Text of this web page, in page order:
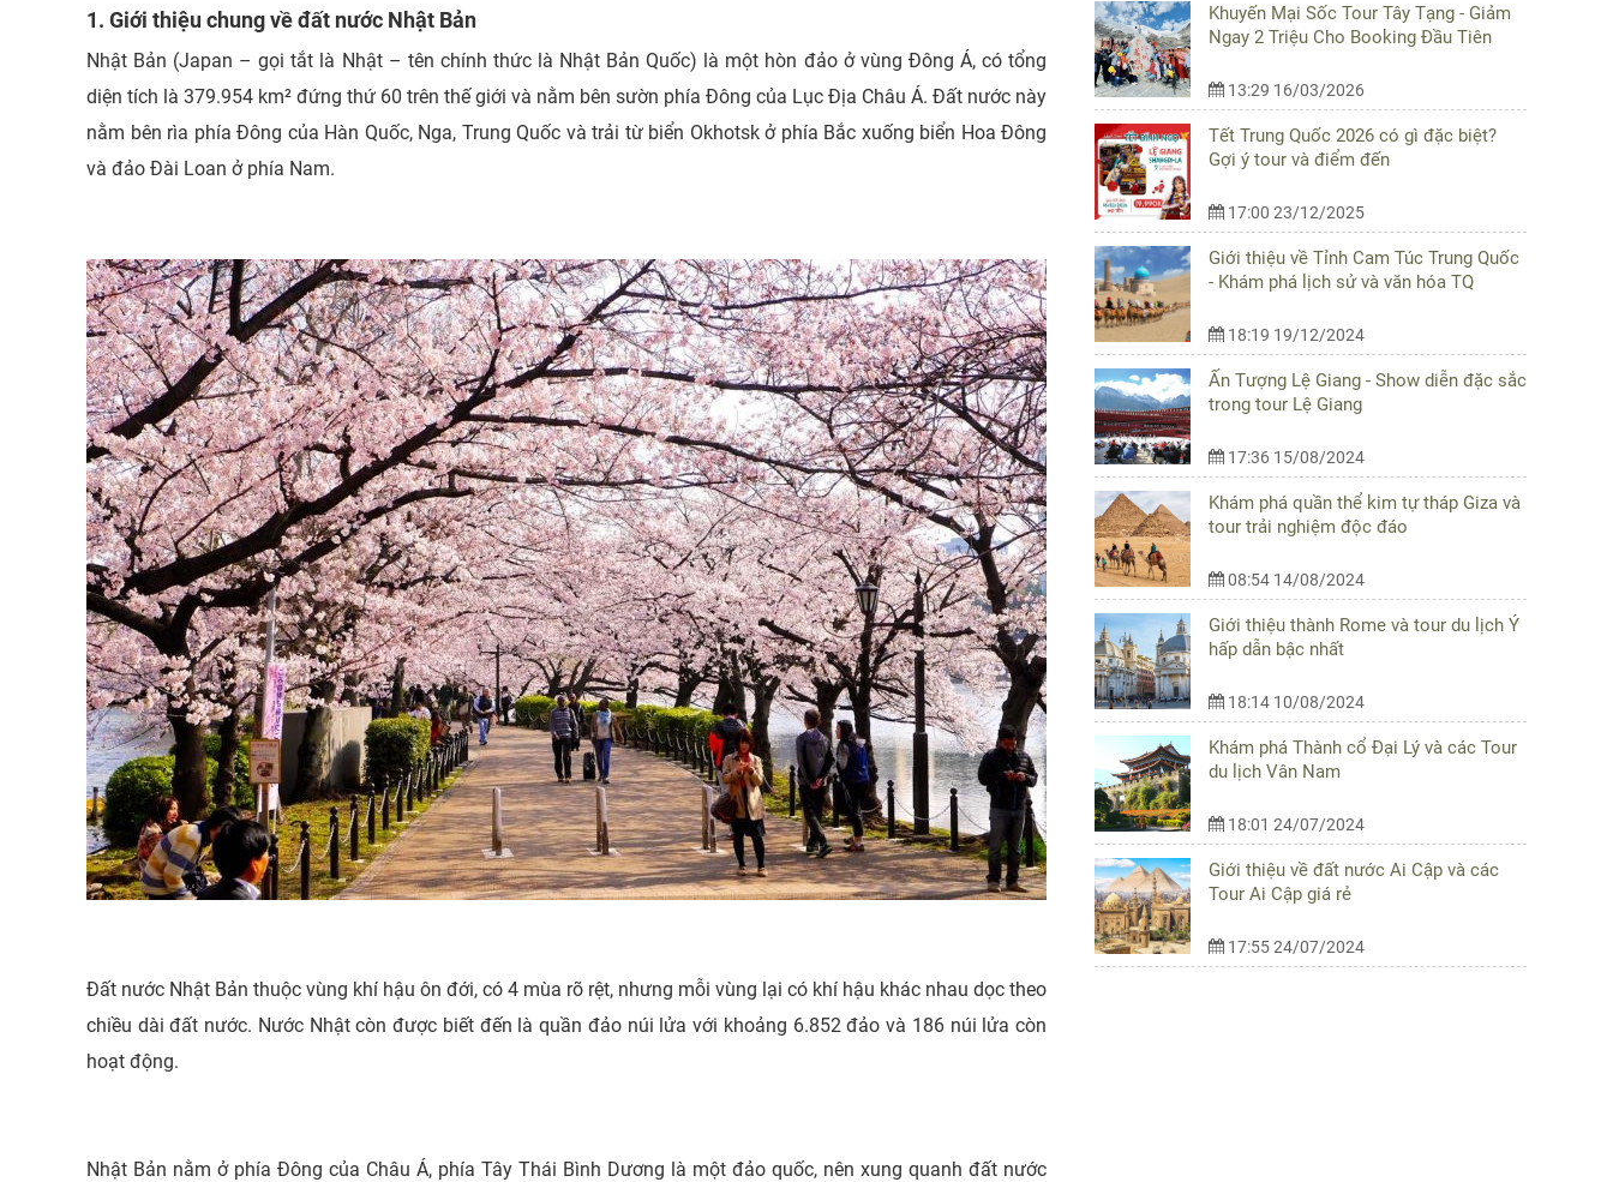
1. Giới thiệu chung về đất nước Nhật Bản
Nhật Bản (Japan – gọi tắt là Nhật – tên chính thức là Nhật Bản Quốc) là một hòn đảo ở vùng Đông Á, có tổng
diện tích là 379.954 km² đứng thứ 60 trên thế giới và nằm bên sườn phía Đông của Lục Địa Châu Á. Đất nước này
nằm bên rìa phía Đông của Hàn Quốc, Nga, Trung Quốc và trải từ biển Okhotsk ở phía Bắc xuống biển Hoa Đông
và đảo Đài Loan ở phía Nam.
Đất nước Nhật Bản thuộc vùng khí hậu ôn đới, có 4 mùa rõ rệt, nhưng mỗi vùng lại có khí hậu khác nhau dọc theo
chiều dài đất nước. Nước Nhật còn được biết đến là quần đảo núi lửa với khoảng 6.852 đảo và 186 núi lửa còn
hoạt động.
Nhật Bản nằm ở phía Đông của Châu Á, phía Tây Thái Bình Dương là một đảo quốc, nên xung quanh đất nước
Khuyến Mại Sốc Tour Tây Tạng - Giảm
Ngay 2 Triệu Cho Booking Đầu Tiên
13:29 16/03/2026
Tết Trung Quốc 2026 có gì đặc biệt?
Gợi ý tour và điểm đến
17:00 23/12/2025
Giới thiệu về Tỉnh Cam Túc Trung Quốc
- Khám phá lịch sử và văn hóa TQ
18:19 19/12/2024
Ấn Tượng Lệ Giang - Show diễn đặc sắc
trong tour Lệ Giang
17:36 15/08/2024
Khám phá quần thể kim tự tháp Giza và
tour trải nghiệm độc đáo
08:54 14/08/2024
Giới thiệu thành Rome và tour du lịch Ý
hấp dẫn bậc nhất
18:14 10/08/2024
Khám phá Thành cổ Đại Lý và các Tour
du lịch Vân Nam
18:01 24/07/2024
Giới thiệu về đất nước Ai Cập và các
Tour Ai Cập giá rẻ
17:55 24/07/2024